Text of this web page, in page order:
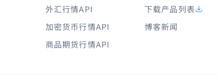
外汇行情API
加密货币行情API
商品期货行情API
下载产品列表
博客新闻